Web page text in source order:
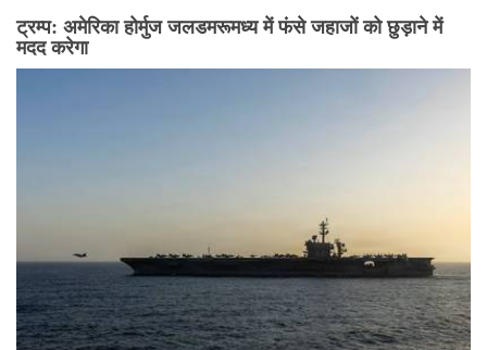
ट्रम्प: अमेरिका होर्मुज जलडमरूमध्य में फंसे जहाजों को छुड़ाने में
मदद करेगा